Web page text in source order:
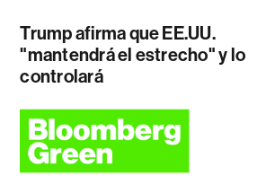
Trump afirma que EE.UU.
"mantendrá el estrecho" y lo
controlará